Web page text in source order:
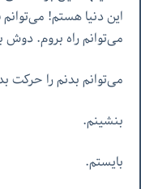
این دنیا هستم!
می‌توانم راه بروم. دوش
می‌توانم بدنم را حرکت
بنشینم.
بایستم.